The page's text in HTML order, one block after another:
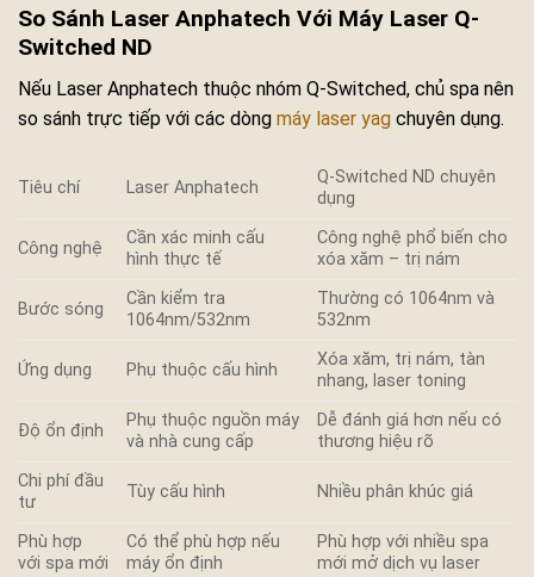
So Sánh Laser Anphatech Với Máy Laser Q-
Switched ND
Nếu Laser Anphatech thuộc nhóm Q-Switched, chủ spa nên
so sánh trực tiếp với các dòng máy laser yag chuyên dụng.
Tiêu chí Laser Anphatech
Q-Switched ND chuyên
dụng
Công nghệ
Cần xác minh cấu
hình thực tế
Công nghệ phổ biến cho
xóa xăm – trị nám
Bước sóng
Cần kiểm tra
1064nm/532nm
Thường có 1064nm và
532nm
Ứng dụng Phụ thuộc cấu hình
Xóa xăm, trị nám, tàn
nhang, laser toning
Độ ổn định
Phụ thuộc nguồn máy
và nhà cung cấp
Dễ đánh giá hơn nếu có
thương hiệu rõ
Chi phí đầu
tư
Tùy cấu hình Nhiều phân khúc giá
Phù hợp
với spa mới
Có thể phù hợp nếu
máy ổn định
Phù hợp với nhiều spa
mới mở dịch vụ laser